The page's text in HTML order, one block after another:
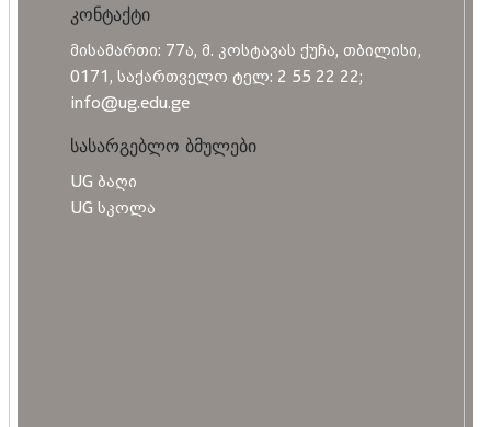
კონტაქტი
მისამართი: 77ა, მ. კოსტავას ქუჩა, თბილისი,
0171, საქართველო ტელ: 2 55 22 22;
info@ug.edu.ge
სასარგებლო ბმულები
UG ბაღი
UG სკოლა